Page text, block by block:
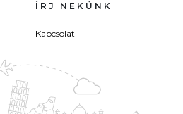
ÍRJ NEKÜNK
Kapcsolat